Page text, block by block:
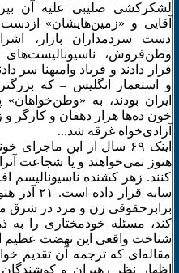
لشکرکشی صلیبی علیه آن
آقایی و «زمین‌هایشان»
دست سردمداران بازار،
وطن‌فروش،
قرار دادند و فریاد وامیهنا سر
و استعمار انگلیس – که
ایران بودند، به
خون ده‌ها هزار دهقان و کارگر
آزادی‌خواه غرقه شد...
اینک ۶۹ سال از این
هنوز نمی‌خواهند و یا شجاعت
کنند. زهر کشنده ناسیونالیسم
سایه
برابرحقوقی زن و مرد در شرق
کند، مسئله خودمختاری را به
شناخت واقعی این نهضت
مقاله‌ای که ترجمه آن تقدیم
اظهار نظر رهبران و